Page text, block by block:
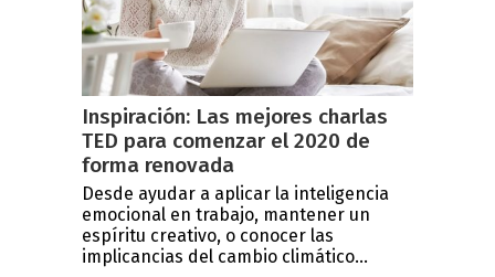
Inspiración: Las mejores charlas
TED para comenzar el 2020 de
forma renovada
Desde ayudar a aplicar la inteligencia
emocional en trabajo, mantener un
espíritu creativo, o conocer las
implicancias del cambio climático...